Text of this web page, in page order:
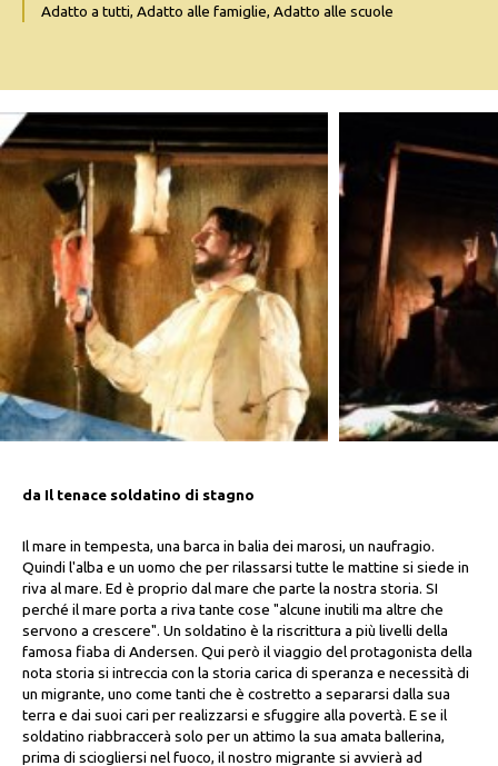
da Il tenace soldatino di stagno
Il mare in tempesta, una barca in balia dei marosi, un naufragio.
Quindi l'alba e un uomo che per rilassarsi tutte le mattine si siede in
riva al mare. Ed è proprio dal mare che parte la nostra storia. SI
perché il mare porta a riva tante cose "alcune inutili ma altre che
servono a crescere". Un soldatino è la riscrittura a più livelli della
famosa fiaba di Andersen. Qui però il viaggio del protagonista della
nota storia si intreccia con la storia carica di speranza e necessità di
un migrante, uno come tanti che è costretto a separarsi dalla sua
terra e dai suoi cari per realizzarsi e sfuggire alla povertà. E se il
soldatino riabbraccerà solo per un attimo la sua amata ballerina,
prima di sciogliersi nel fuoco, il nostro migrante si avvierà ad
Adatto a tutti, Adatto alle famiglie, Adatto alle scuole